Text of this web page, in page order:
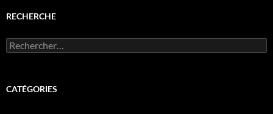
RECHERCHE
Rechercher :
CATÉGORIES